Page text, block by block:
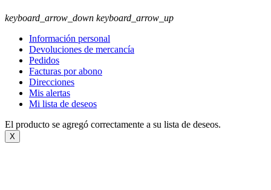
keyboard_arrow_down keyboard_arrow_up
Información personal
Devoluciones de mercancía
Pedidos
Facturas por abono
Direcciones
Mis alertas
Mi lista de deseos
El producto se agregó correctamente a su lista de deseos.
X